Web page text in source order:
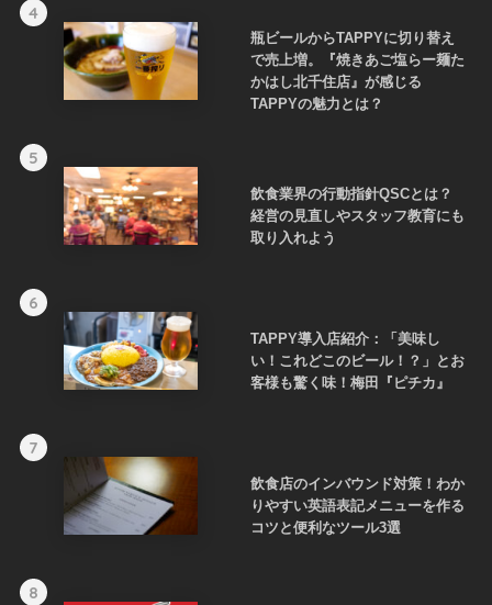
4
瓶ビールからTAPPYに切り替え
で売上増。『焼きあご塩らー麺た
かはし北千住店』が感じる
TAPPYの魅力とは？
5
飲食業界の行動指針QSCとは？
経営の見直しやスタッフ教育にも
取り入れよう
6
TAPPY導入店紹介：「美味し
い！これどこのビール！？」とお
客様も驚く味！梅田『ピチカ』
7
飲食店のインバウンド対策！わか
りやすい英語表記メニューを作る
コツと便利なツール3選
8